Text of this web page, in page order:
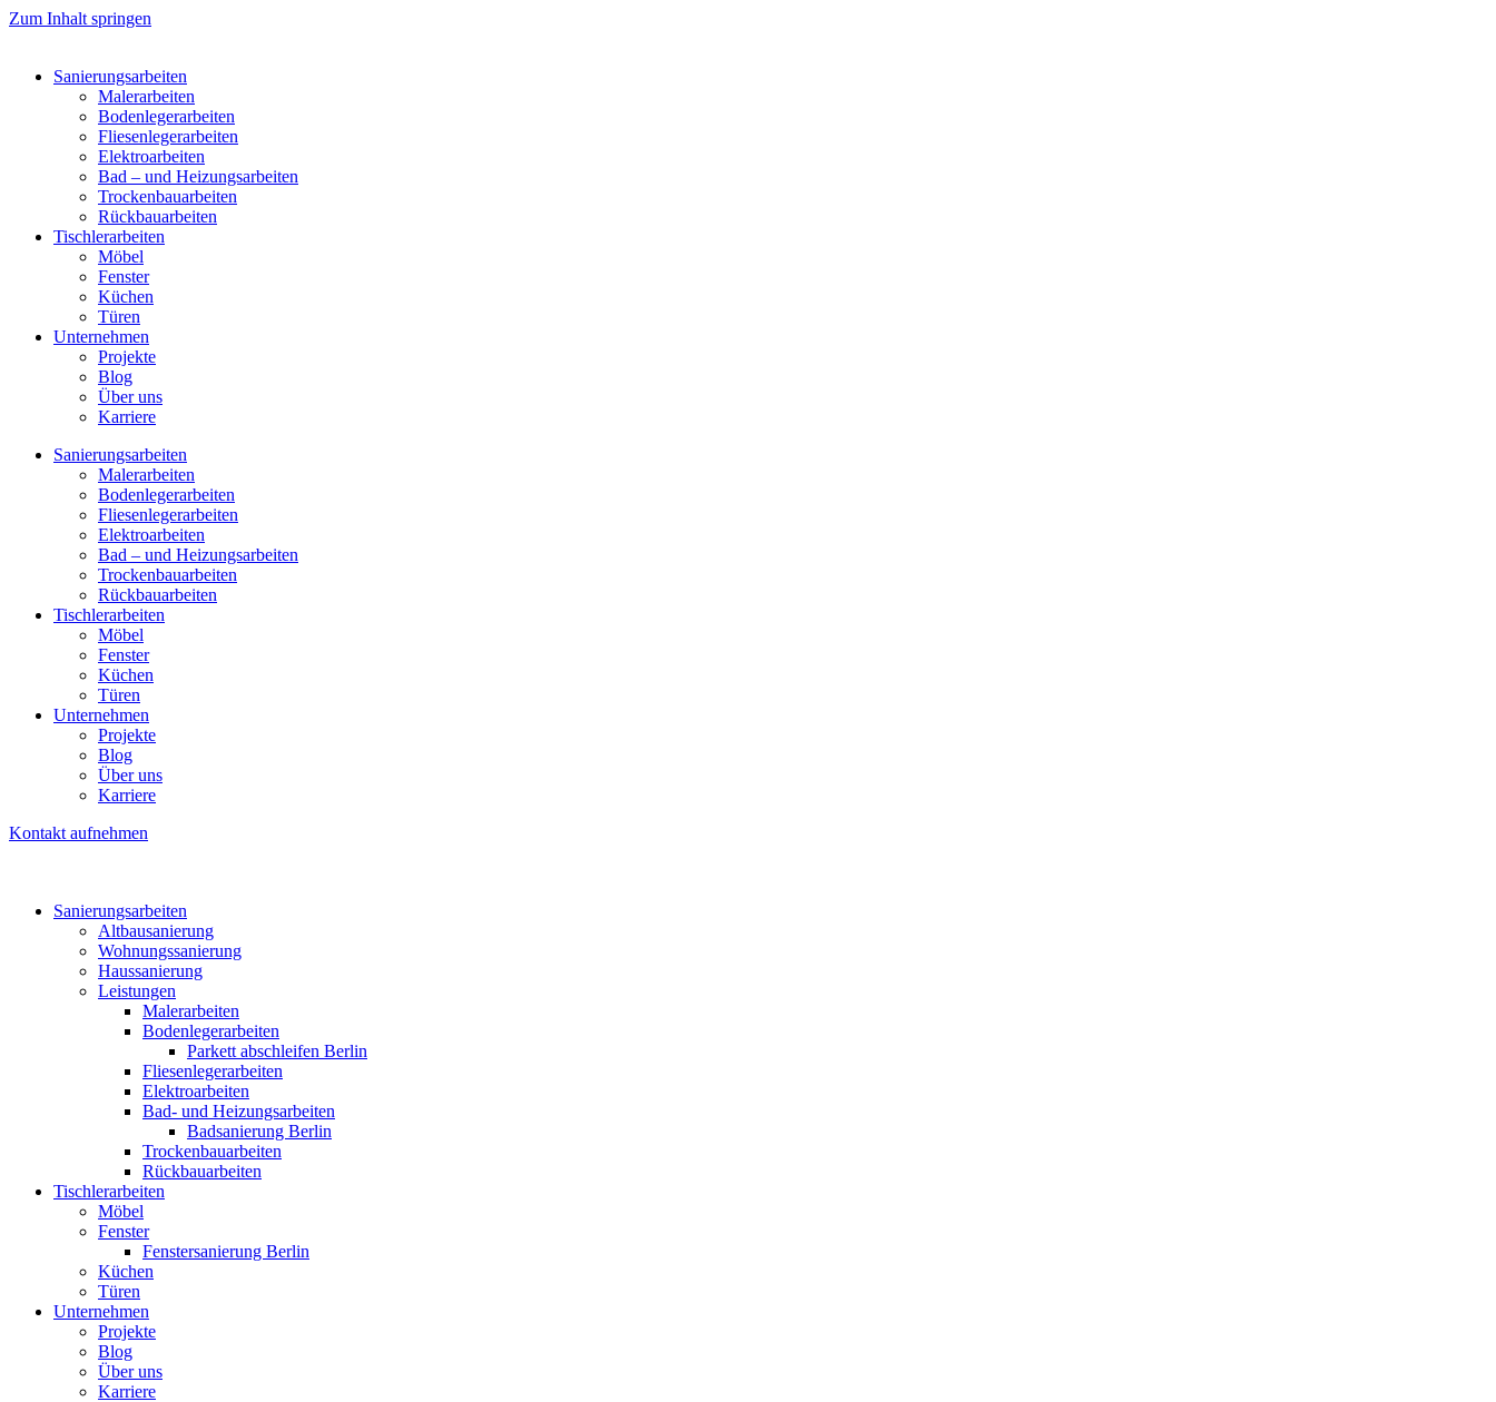
Zum Inhalt springen
Sanierungsarbeiten
Malerarbeiten
Bodenlegerarbeiten
Fliesenlegerarbeiten
Elektroarbeiten
Bad – und Heizungsarbeiten
Trockenbauarbeiten
Rückbauarbeiten
Tischlerarbeiten
Möbel
Fenster
Küchen
Türen
Unternehmen
Projekte
Blog
Über uns
Karriere
Sanierungsarbeiten
Malerarbeiten
Bodenlegerarbeiten
Fliesenlegerarbeiten
Elektroarbeiten
Bad – und Heizungsarbeiten
Trockenbauarbeiten
Rückbauarbeiten
Tischlerarbeiten
Möbel
Fenster
Küchen
Türen
Unternehmen
Projekte
Blog
Über uns
Karriere
Kontakt aufnehmen
Sanierungsarbeiten
Altbausanierung
Wohnungssanierung
Haussanierung
Leistungen
Malerarbeiten
Bodenlegerarbeiten
Parkett abschleifen Berlin
Fliesenlegerarbeiten
Elektroarbeiten
Bad- und Heizungsarbeiten
Badsanierung Berlin
Trockenbauarbeiten
Rückbauarbeiten
Tischlerarbeiten
Möbel
Fenster
Fenstersanierung Berlin
Küchen
Türen
Unternehmen
Projekte
Blog
Über uns
Karriere